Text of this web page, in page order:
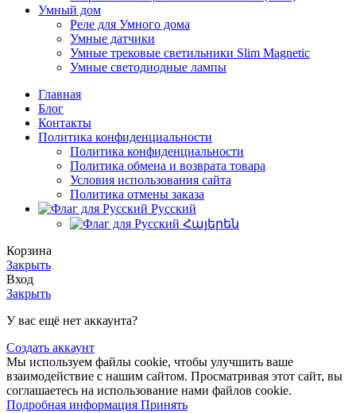
Умный дом
Реле для Умного дома
Умные датчики
Умные трековые светильники Slim Magnetic
Умные светодиодные лампы
Главная
Блог
Контакты
Политика конфиденциальности
Политика конфиденциальности
Политика обмена и возврата товара
Условия использования сайта
Политика отмены заказа
Русский
Հայերեն
Корзина
Закрыть
Вход
Закрыть
У вас ещё нет аккаунта?
Создать аккаунт
Мы используем файлы cookie, чтобы улучшить ваше
взаимодействие с нашим сайтом. Просматривая этот сайт, вы
соглашаетесь на использование нами файлов cookie.
Подробная информация Подробная
Принять